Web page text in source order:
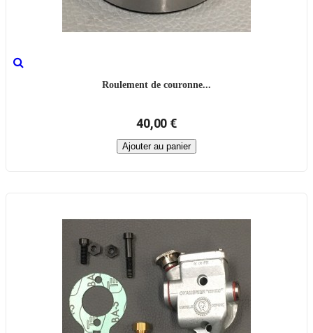
Roulement de couronne...
40,00 €
Ajouter au panier